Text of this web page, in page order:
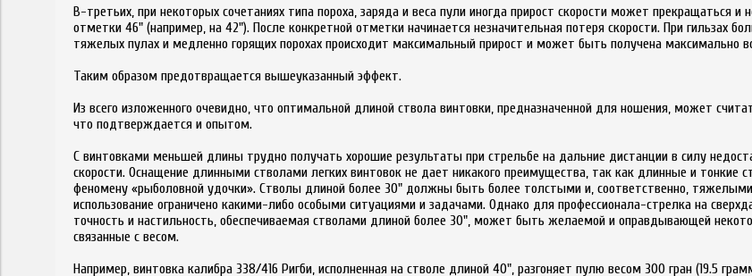
В-третьих, при некоторых сочетаниях типа пороха, заряда и веса пули иногда прирост скорости может прекращаться и
отметки 46" (например, на 42"). После конкретной отметки начинается незначительная потеря скорости. При гильзах
тяжелых пулах и медленно горящих порохах происходит максимальный прирост и может быть получена максимально
Таким образом предотвращается вышеуказанный эффект.
Из всего изложенного очевидно, что оптимальной длиной ствола винтовки, предназначенной для ношения, может
что подтверждается и опытом.
С винтовками меньшей длины трудно получать хорошие результаты при стрельбе на дальние дистанции в силу
скорости. Оснащение длинными стволами легких винтовок не дает никакого преимущества, так как длинные и тонкие
феномену «рыболовной удочки». Стволы длиной более 30" должны быть более толстыми и, соответственно,
использование ограничено какими-либо особыми ситуациями и задачами. Однако для профессионала-стрелка на
точность и настильность, обеспечиваемая стволами длиной более 30", может быть желаемой и оправдывающей
связанные с весом.
Например, винтовка калибра 338/416 Ригби, исполненная на стволе длиной 40", разгоняет пулю весом 300 гран (19.5